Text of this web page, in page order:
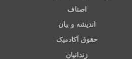
اصناف
اندیشه و بیان
حقوق آکادمیک
زندانیان